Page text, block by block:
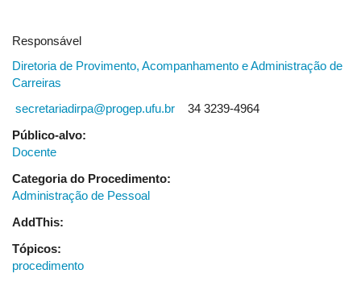
Responsável
Diretoria de Provimento, Acompanhamento e Administração de
Carreiras
secretariadirpa@progep.ufu.br 34 3239-4964
Público-alvo:
Docente
Categoria do Procedimento:
Administração de Pessoal
AddThis:
Tópicos:
procedimento